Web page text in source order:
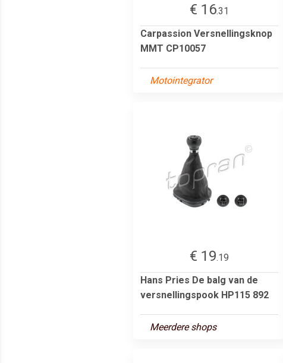
€ 16.31
Carpassion Versnellingsknop
MMT CP10057
Motointegrator
€ 19.19
Hans Pries De balg van de
versnellingspook HP115 892
Meerdere shops